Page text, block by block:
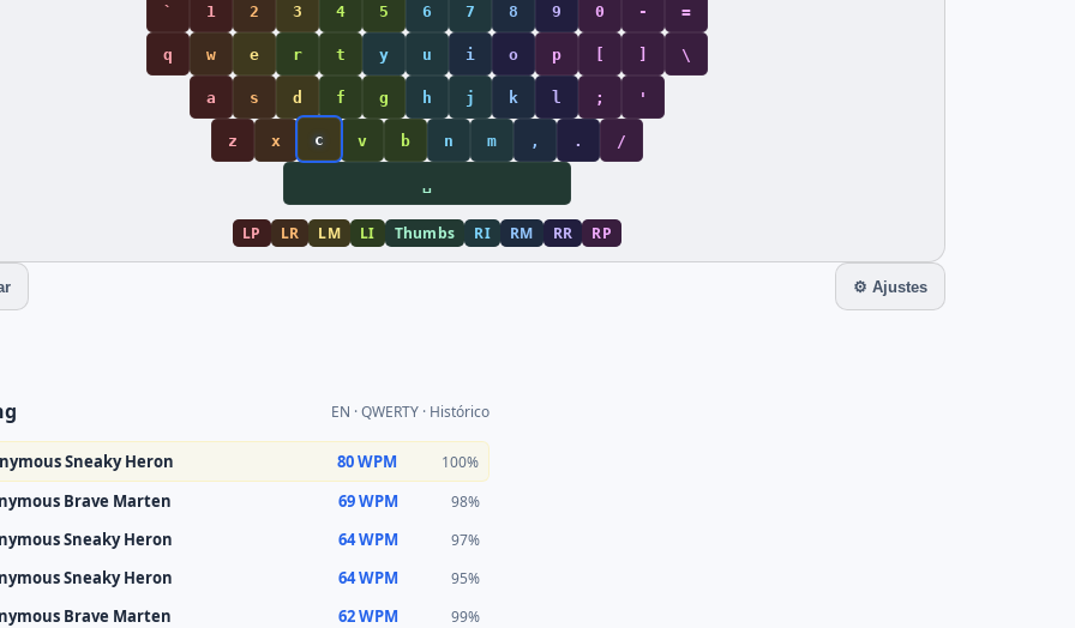
` 1 2 3 4 5 6 7 8 9 0 - =
q w e r t y u i o p [ ] \
a s d f g h j k l ; '
z x c v b n m , . /
LP LR LM LI Thumbs RI RM RR RP
⚙ Ajustes
EN · QWERTY · Histórico
Sneaky Heron 80 WPM 100%
Brave Marten 69 WPM 98%
Sneaky Heron 64 WPM 97%
Sneaky Heron 64 WPM 95%
Brave Marten 62 WPM 99%